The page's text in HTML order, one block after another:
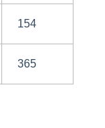
154
365